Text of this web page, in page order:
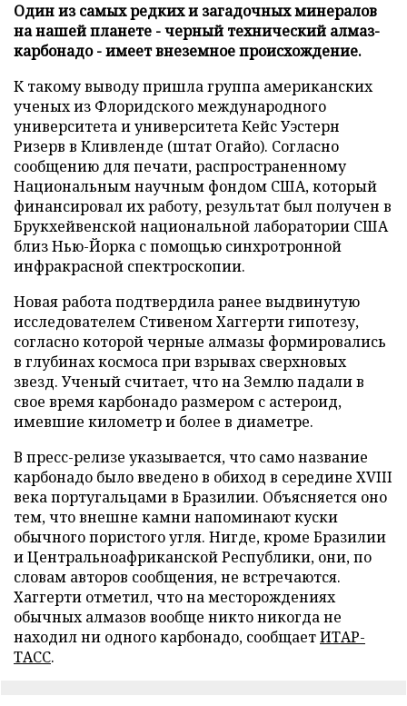
Один из самых редких и загадочных минералов
на нашей планете - черный технический алмаз-
карбонадо - имеет внеземное происхождение.
К такому выводу пришла группа американских
ученых из Флоридского международного
университета и университета Кейс Уэстерн
Ризерв в Кливленде (штат Огайо). Согласно
сообщению для печати, распространенному
Национальным научным фондом США, который
финансировал их работу, результат был получен в
Брукхейвенской национальной лаборатории США
близ Нью-Йорка с помощью синхротронной
инфракрасной спектроскопии.
Новая работа подтвердила ранее выдвинутую
исследователем Стивеном Хаггерти гипотезу,
согласно которой черные алмазы формировались
в глубинах космоса при взрывах сверхновых
звезд. Ученый считает, что на Землю падали в
свое время карбонадо размером с астероид,
имевшие километр и более в диаметре.
В пресс-релизе указывается, что само название
карбонадо было введено в обиход в середине XVIII
века португальцами в Бразилии. Объясняется оно
тем, что внешне камни напоминают куски
обычного пористого угля. Нигде, кроме Бразилии
и Центральноафриканской Республики, они, по
словам авторов сообщения, не встречаются.
Хаггерти отметил, что на месторождениях
обычных алмазов вообще никто никогда не
находил ни одного карбонадо, сообщаетИТАР-
ТАСС.